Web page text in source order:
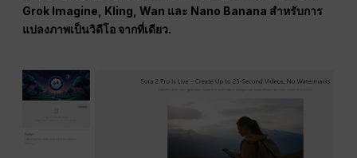
Grok Imagine, Kling, Wan และ Nano Banana สำหรับการ
แปลงภาพเป็นวิดีโอ จากที่เดียว.